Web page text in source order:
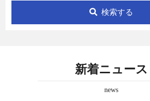
検索する
新着ニュース
news